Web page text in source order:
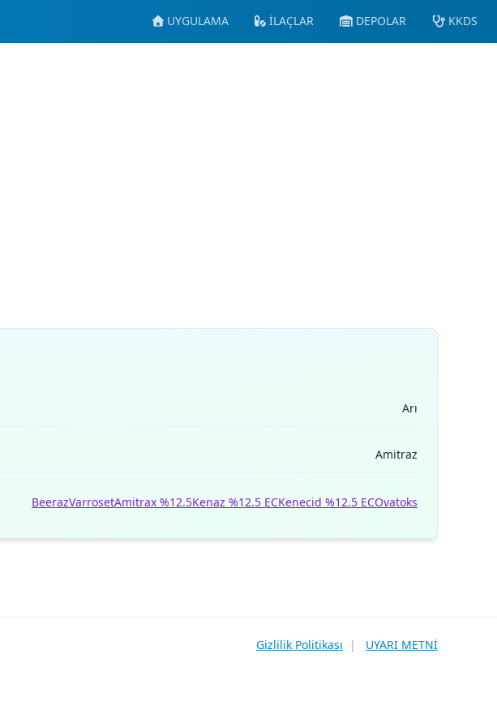
UYGULAMA İLAÇLAR DEPOLAR KKDS
Arı
Amitraz
BeerazVarrosetAmitrax %12.5Kenaz %12.5 ECKenecid %12.5 ECOvatoks
Gizlilik Politikası | UYARI METNİ